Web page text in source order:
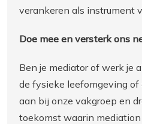
verankeren als instrument
Doe mee en versterk ons
Ben je mediator of werk je
de fysieke leefomgeving of
aan bij onze vakgroep en
toekomst waarin